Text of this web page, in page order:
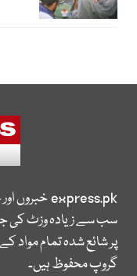
express.pkخبروں
سب سے زیادہ وزٹ کی
پر شائع شدہ تمام
گروپ محفوظ ہیں۔